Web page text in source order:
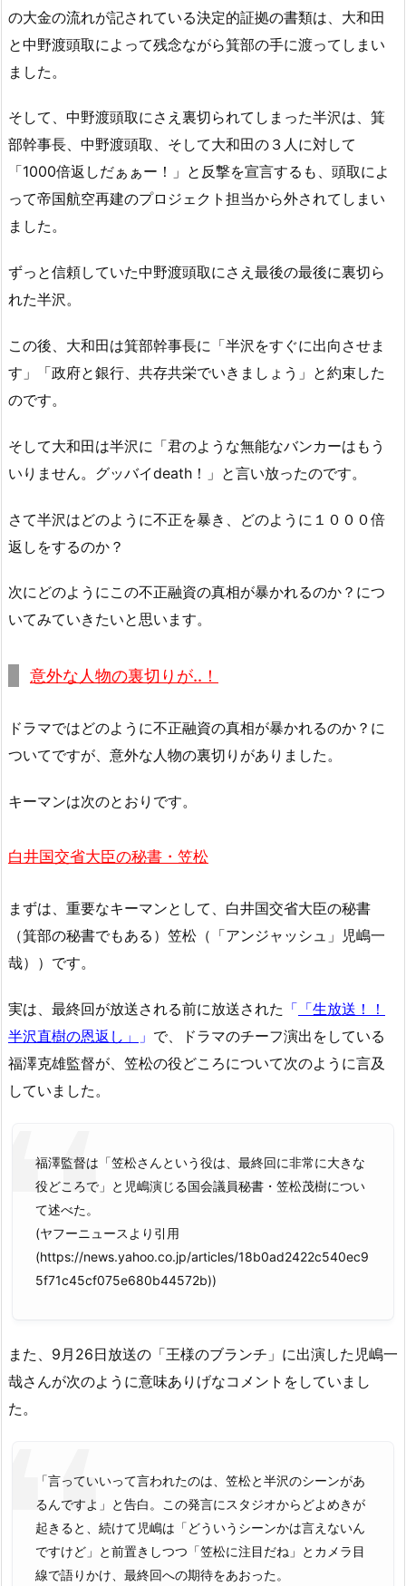
の大金の流れが記されている決定的証拠の書類は、大和田
と中野渡頭取によって残念ながら箕部の手に渡ってしまい
ました。
そして、中野渡頭取にさえ裏切られてしまった半沢は、箕
部幹事長、中野渡頭取、そして大和田の３人に対して
「1000倍返しだぁぁー！」と反撃を宣言するも、頭取によ
って帝国航空再建のプロジェクト担当から外されてしまい
ました。
ずっと信頼していた中野渡頭取にさえ最後の最後に裏切ら
れた半沢。
この後、大和田は箕部幹事長に「半沢をすぐに出向させま
す」「政府と銀行、共存共栄でいきましょう」と約束した
のです。
そして大和田は半沢に「君のような無能なバンカーはもう
いりません。グッバイdeath！」と言い放ったのです。
さて半沢はどのように不正を暴き、どのように１０００倍
返しをするのか？
次にどのようにこの不正融資の真相が暴かれるのか？につ
いてみていきたいと思います。
意外な人物の裏切りが..！
ドラマではどのように不正融資の真相が暴かれるのか？に
ついてですが、意外な人物の裏切りがありました。
キーマンは次のとおりです。
白井国交省大臣の秘書・笠松
まずは、重要なキーマンとして、白井国交省大臣の秘書
（箕部の秘書でもある）笠松（「アンジャッシュ」児嶋一
哉））です。
実は、最終回が放送される前に放送された 「 「生放送！！
半沢直樹の恩返し」
」 で、ドラマのチーフ演出をしている
福澤克雄監督が、笠松の役どころについて次のように言及
していました。
福澤監督は「笠松さんという役は、最終回に非常に大きな
役どころで」と児嶋演じる国会議員秘書・笠松茂樹につい
て述べた。
(ヤフーニュースより引用
(https://news.yahoo.co.jp/articles/18b0ad2422c540ec9
5f71c45cf075e680b44572b))
また、9月26日放送の「王様のブランチ」に出演した児嶋一
哉さんが次のように意味ありげなコメントをしていまし
た。
「言っていいって言われたのは、笠松と半沢のシーンがあ
るんですよ」と告白。この発言にスタジオからどよめきが
起きると、続けて児嶋は「どういうシーンかは言えないん
ですけど」と前置きしつつ「笠松に注目だね」とカメラ目
線で語りかけ、最終回への期待をあおった。